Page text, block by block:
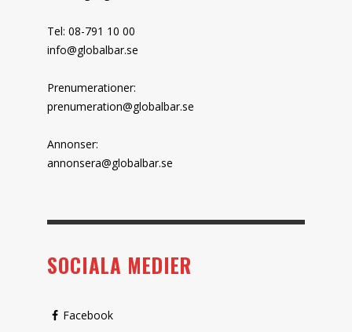
Tel: 08-791 10 00
info@globalbar.se
Prenumerationer:
prenumeration@globalbar.se
Annonser:
annonsera@globalbar.se
SOCIALA MEDIER
Facebook